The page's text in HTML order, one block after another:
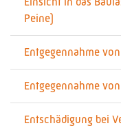
Peine)
Entgegennahme
Entgegennahme
Entschädigung bei